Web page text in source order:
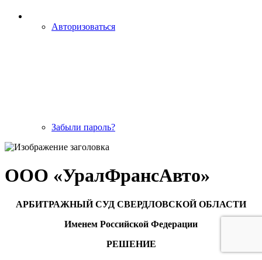
Авторизоваться
Забыли пароль?
ООО «УралФрансАвто»
АРБИТРАЖНЫЙ СУД СВЕРДЛОВСКОЙ ОБЛАСТИ
Именем Российской Федерации
РЕШЕНИЕ